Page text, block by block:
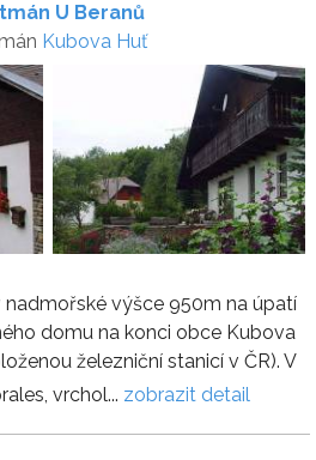
U Beranů
Kubova Huť
výšce 950m na úpatí
domu na konci obce Kubova
železniční stanicí v ČR). V
vrchol... zobrazit detail